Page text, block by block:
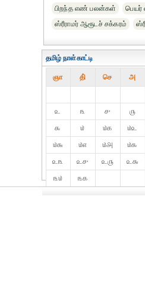
பிறந்த எண் பலன்கள்
ஸ்ரீராமர் ஆரூடச் சக்கரம்
தமிழ் நாள்காட்டி
ஞா தி் செ அ
௨
௩ ௪ ௫
௯
௰ ௰௧ ௰௨
௰௬
௰௭ ௰௮ ௰௯
௨௩
௨௪ ௨௫ ௨௬
௩௰
௩௧